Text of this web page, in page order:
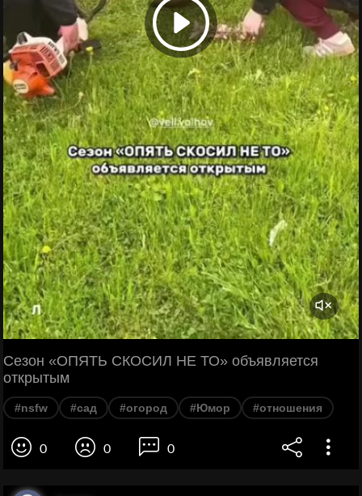
Сезон «ОПЯТЬ СКОСИЛ НЕ ТО» объявляется
открытым
#nsfw #сад #огород #Юмор #отношения
0 0 0